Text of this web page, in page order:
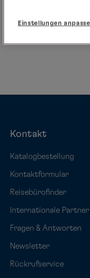
Kontakt
Katalogbestellung
Kontaktformular
Reisebürofinder
Internationale Partner
Fragen & Antworten
Newsletter
Rückrufservice
Einstellungen